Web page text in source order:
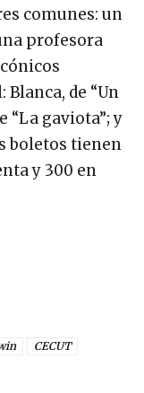
comunes: un
profesora
de “Un
“La gaviota”; y
boletos tienen
y 300 en
CECUT